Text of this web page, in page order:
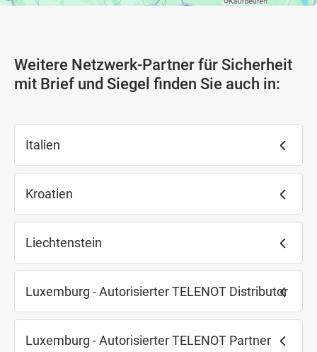
Weitere Netzwerk-Partner für Sicherheit
mit Brief und Siegel finden Sie auch in:
Italien
Kroatien
Liechtenstein
Luxemburg - Autorisierter TELENOT Distributor
Luxemburg - Autorisierter TELENOT Partner